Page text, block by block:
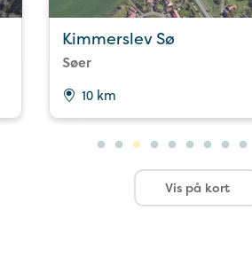
Kimmerslev Sø
Søer
10 km
Vis på kort